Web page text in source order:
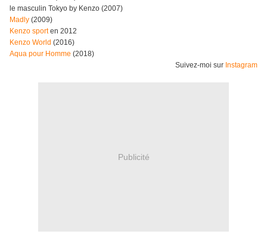
le masculin Tokyo by Kenzo (2007)
Madly (2009)
Kenzo sporten 2012
Kenzo World (2016)
Aqua pour Homme (2018)
Suivez-moi sur Instagram
Publicité